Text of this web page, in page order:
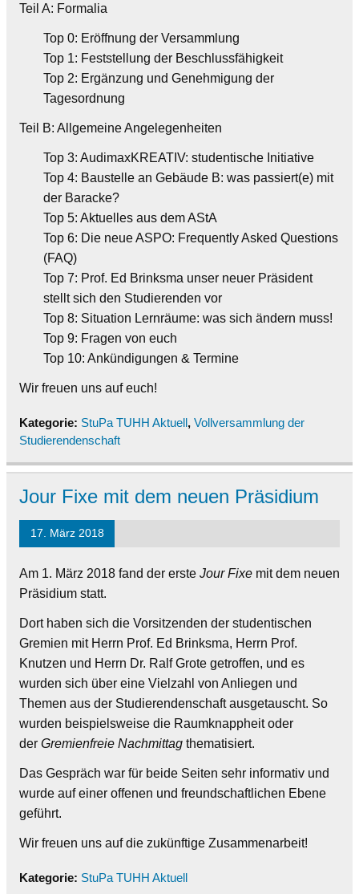
Teil A: Formalia
Top 0: Eröffnung der Versammlung
Top 1: Feststellung der Beschlussfähigkeit
Top 2: Ergänzung und Genehmigung der
Tagesordnung
Teil B: Allgemeine Angelegenheiten
Top 3: AudimaxKREATIV: studentische Initiative
Top 4: Baustelle an Gebäude B: was passiert(e) mit
der Baracke?
Top 5: Aktuelles aus dem AStA
Top 6: Die neue ASPO: Frequently Asked Questions
(FAQ)
Top 7: Prof. Ed Brinksma unser neuer Präsident
stellt sich den Studierenden vor
Top 8: Situation Lernräume: was sich ändern muss!
Top 9: Fragen von euch
Top 10: Ankündigungen & Termine
Wir freuen uns auf euch!
Kategorie: StuPa TUHH Aktuell, Vollversammlung der
Studierendenschaft
Jour Fixe mit dem neuen Präsidium
17. März 2018
Am 1. März 2018 fand der erste Jour Fixe mit dem neuen
Präsidium statt.
Dort haben sich die Vorsitzenden der studentischen
Gremien mit Herrn Prof. Ed Brinksma, Herrn Prof.
Knutzen und Herrn Dr. Ralf Grote getroffen, und es
wurden sich über eine Vielzahl von Anliegen und
Themen aus der Studierendenschaft ausgetauscht. So
wurden beispielsweise die Raumknappheit oder
der Gremienfreie Nachmittag thematisiert.
Das Gespräch war für beide Seiten sehr informativ und
wurde auf einer offenen und freundschaftlichen Ebene
geführt.
Wir freuen uns auf die zukünftige Zusammenarbeit!
Kategorie: StuPa TUHH Aktuell